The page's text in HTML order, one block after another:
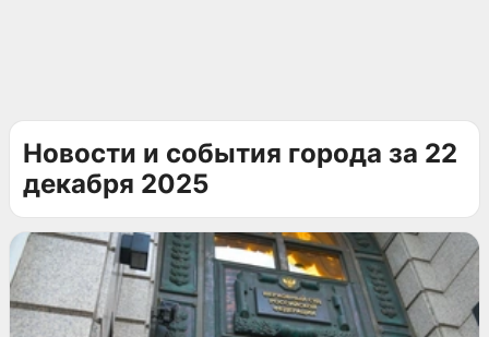
Новости и события города за 22
декабря 2025